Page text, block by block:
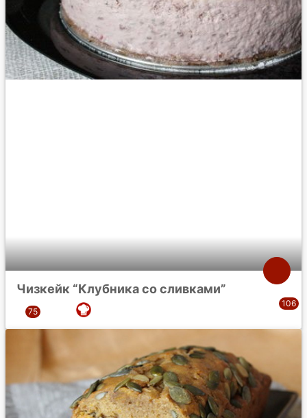
Чизкейк “Клубника со сливками”